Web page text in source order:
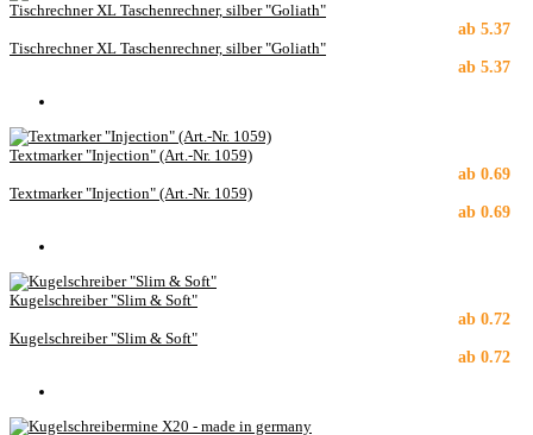
Tischrechner XL Taschenrechner, silber "Goliath"
ab 5.37
Tischrechner XL Taschenrechner, silber "Goliath"
ab 5.37
Textmarker "Injection" (Art.-Nr. 1059)
ab 0.69
Textmarker "Injection" (Art.-Nr. 1059)
ab 0.69
Kugelschreiber "Slim & Soft"
ab 0.72
Kugelschreiber "Slim & Soft"
ab 0.72